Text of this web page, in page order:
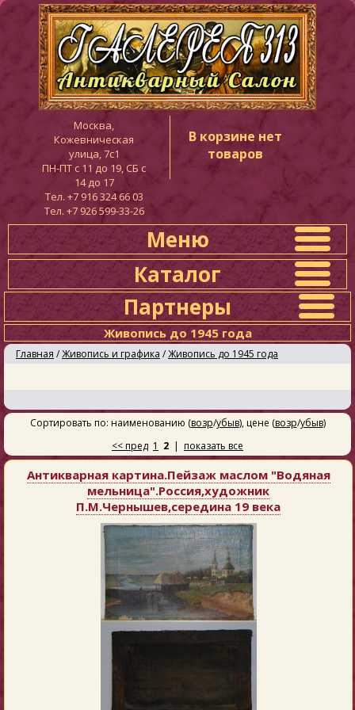
Москва,
Кожевническая
улица, 7с1
ПН-ПТ c 11 до 19, СБ с
14 до 17
Тел. +7 916 324 66 03
Тел. +7 926 599-33-26
В корзине нет
товаров
Меню
Каталог
Партнеры
Живопись до 1945 года
Главная /Живопись и графика /Живопись до 1945 года
Сортировать по: наименованию (возр/убыв), цене (возр/убыв)
<< пред 1 2 | показать все
Антикварная картина.Пейзаж маслом "Водяная
мельница".Россия,художник
П.М.Чернышев,середина 19 века